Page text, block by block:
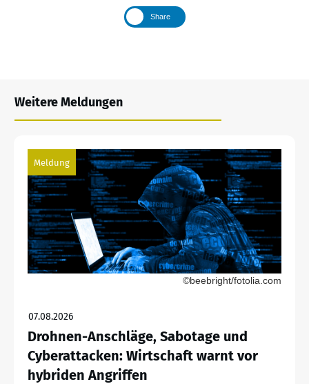
Share
Weitere Meldungen
Meldung
©beebright/fotolia.com
07.08.2026
Drohnen-Anschläge, Sabotage und
Cyberattacken: Wirtschaft warnt vor
hybriden Angriffen